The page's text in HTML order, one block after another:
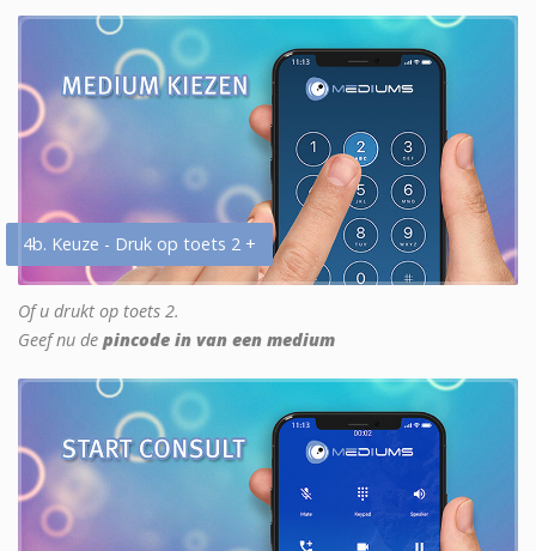
4b. Keuze - Druk op toets 2 +
Of u drukt op toets 2.
Geef nu de pincode in van een medium